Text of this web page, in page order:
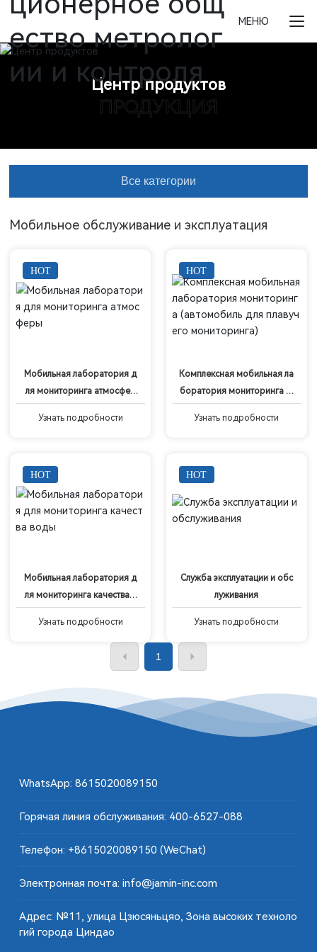
МЕНЮ
Центр продуктов
ПРОДУКЦИЯ
Все категории
Мобильное обслуживание и эксплуатация
Мобильная лаборатория д
ля мониторинга атмосфер
Узнать подробности
Комплексная мобильная ла
боратория мониторинга (а
ониторинга)
Узнать подробности
Мобильная лаборатория д
ля мониторинга качества в
Узнать подробности
Служба эксплуатации и обс
луживания
Узнать подробности
1
WhatsApp: 8615020089150
Горячая линия обслуживания: 400-6527-088
Телефон: +8615020089150 (WeChat)
Электронная почта: info@jamin-inc.com
Адрес: №11, улица Цзюсяньцяо, Зона высоких техноло
гий города Циндао